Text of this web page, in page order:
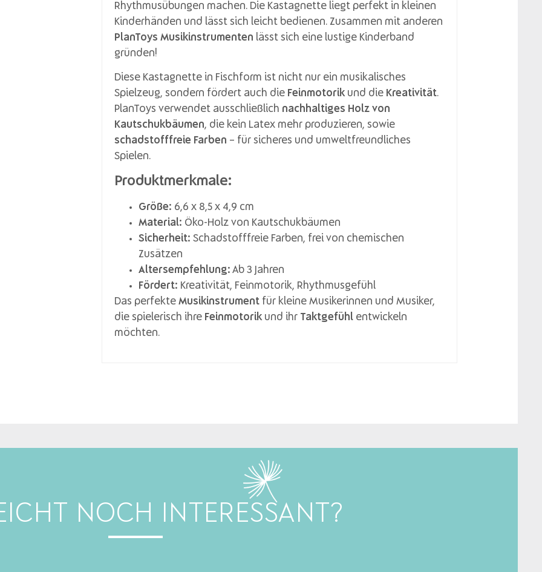
Rhythmusübungen machen. Die Kastagnette liegt perfekt in kleinen
Kinderhänden und lässt sich leicht bedienen. Zusammen mit anderen
PlanToys Musikinstrumenten lässt sich eine lustige Kinderband
gründen!
Diese Kastagnette in Fischform ist nicht nur ein musikalisches
Spielzeug, sondern fördert auch die Feinmotorikund die Kreativität.
PlanToys verwendet ausschließlich nachhaltiges Holz von
Kautschukbäumen, die kein Latex mehr produzieren, sowie
schadstofffreie Farben – für sicheres und umweltfreundliches
Spielen.
Produktmerkmale:
Größe: 6,6 x 8,5 x 4,9 cm
Material: Öko-Holz von Kautschukbäumen
Sicherheit: Schadstofffreie Farben, frei von chemischen
Zusätzen
Altersempfehlung: Ab 3 Jahren
Fördert: Kreativität, Feinmotorik, Rhythmusgefühl
Das perfekte Musikinstrumentfür kleine Musikerinnen und Musiker,
die spielerisch ihre Feinmotorikund ihr Taktgefühlentwickeln
möchten.
NOCH INTERESSANT?